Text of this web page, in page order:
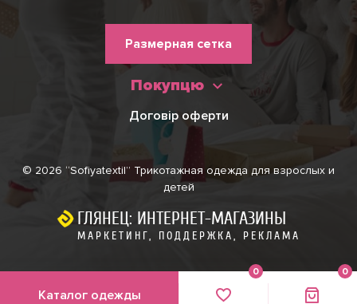
Каталог одежды
0 0
нижнього
колонтитулу
Размерная сетка
Покупцю
Договір оферти
© 2026 “Sofiyatextil” Трикотажная одежда для взрослых и
детей
ГЛЯНЕЦ: ИНТЕРНЕТ-МАГАЗИНЫ
МАРКЕТИНГ, ПОДДЕРЖКА, РЕКЛАМА